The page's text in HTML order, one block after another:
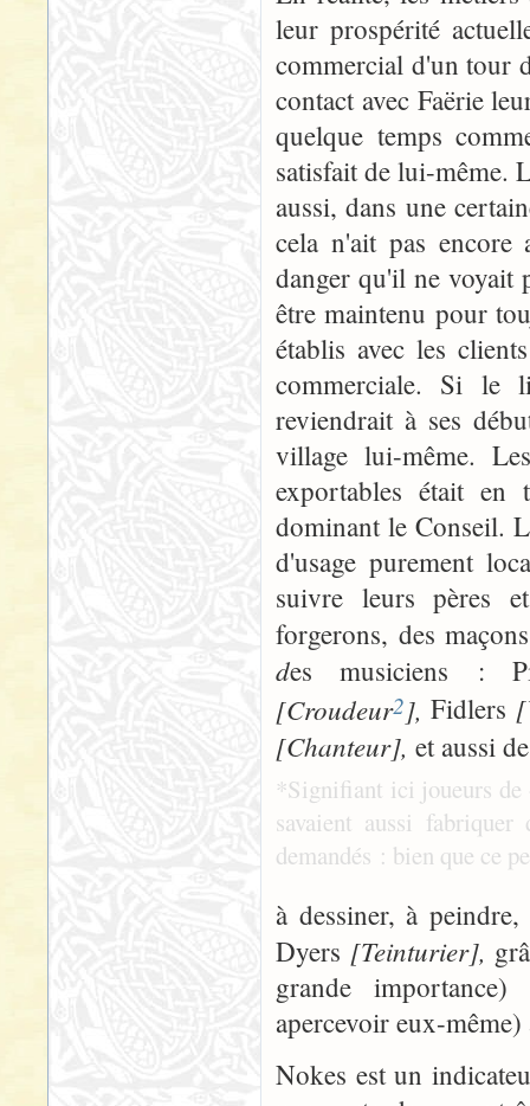
leur prospérité
commercial d'un tour
contact avec Faërie
quelque temps
satisfait de lui-même.
aussi, dans une
cela n'ait pas
danger qu'il ne voyait
être maintenu pour
établis avec les
commerciale. Si le
reviendrait à ses
village lui-même.
exportables était
dominant le Conseil.
d'usage purement
suivre leurs pères
forgerons, des
des musiciens :
[Croudeur2],Fidlers
[Chanteur], et aussi
*Signifiant ici joueurs de
savaient aussi
demandés : bien que ce
à dessiner, à
Dyers [Teinturier],
grande
apercevoir eux-
Nokes est un